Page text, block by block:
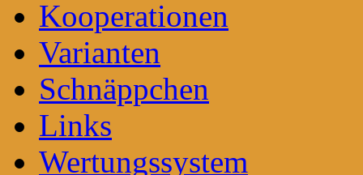
Kooperationen
Varianten
Schnäppchen
Links
Wertungssystem